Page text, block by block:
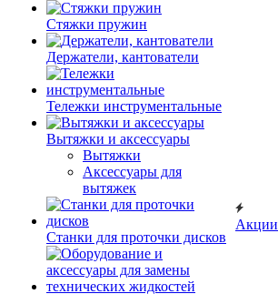
Стяжки пружин
Держатели, кантователи
Тележки инструментальные
Вытяжки и аксессуары
Вытяжки
Аксессуары для
вытяжек
Станки для проточки дисков
Акции